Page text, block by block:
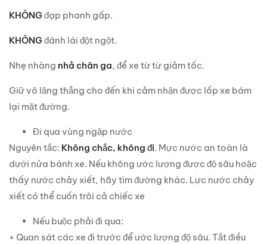
KHÔNG đạp phanh gấp.
KHÔNG đánh lái đột ngột.
Nhẹ nhàng nhả chân ga, để xe từ từ giảm tốc.
Giữ vô lăng thẳng cho đến khi cảm nhận được lốp xe bám
lại mặt đường.
Đi qua vùng ngập nước
Nguyên tắc: Không chắc, không đi. Mực nước an toàn là
dưới nửa bánh xe. Nếu không ước lượng được độ sâu hoặc
thấy nước chảy xiết, hãy tìm đường khác. Lực nước chảy
xiết có thể cuốn trôi cả chiếc xe
Nếu buộc phải đi qua:
+ Quan sát các xe đi trước để ước lượng độ sâu. Tắt điều